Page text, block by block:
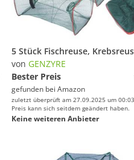
von GENZYRE
Bester Preis
gefunden bei Amazon
zuletzt überprüft am 27.09.2025 um
Preis kann sich seitdem geändert haben.
Keine weiteren Anbieter